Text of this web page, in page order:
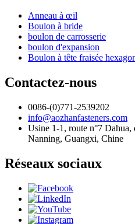
Anneau à œil
Boulon à bride
boulon de carrosserie
boulon d'expansion
Boulon à tête fraisée
Contactez-nous
0086-(0)771-2539202
info@aozhanfasteners.com
Usine 1-1, route n°7
Nanning, Guangxi, Chine
Réseaux sociaux